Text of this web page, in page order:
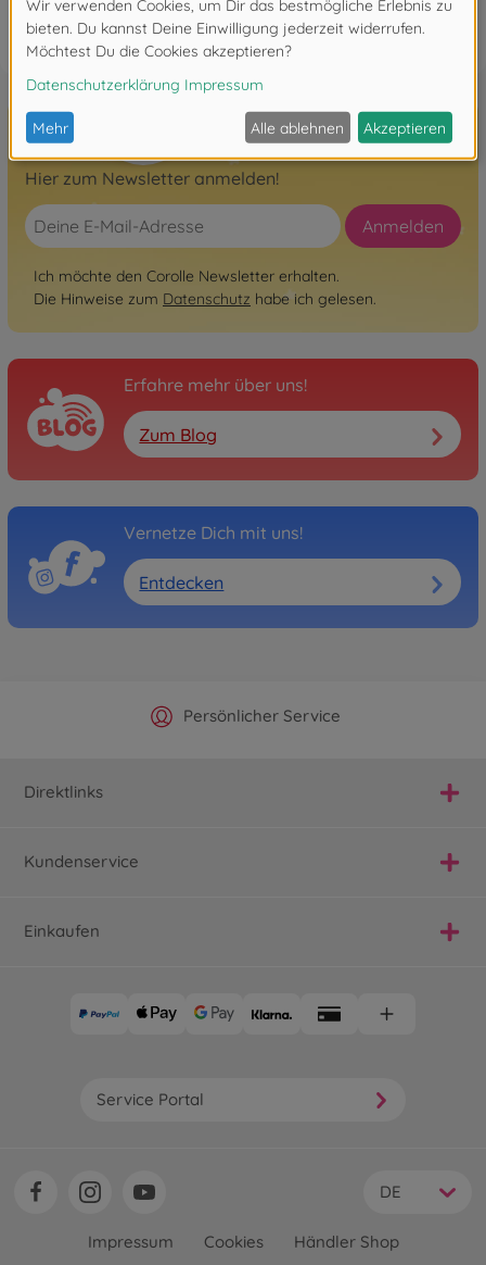
FAQ
Hier zum Newsletter anmelden!
Anmelden
Ich möchte den Corolle Newsletter erhalten.
Die Hinweise zum Datenschutz habe ich gelesen.
Erfahre mehr über uns!
Zum Blog
Vernetze Dich mit uns!
Entdecken
Offizieller Hersteller Shop
Persönlicher Service
Versandkostenfrei ab 25€
Schnelle Lieferung
Direktlinks
Kundenservice
Einkaufen
Service Portal
DE
Impressum Cookies Händler Shop